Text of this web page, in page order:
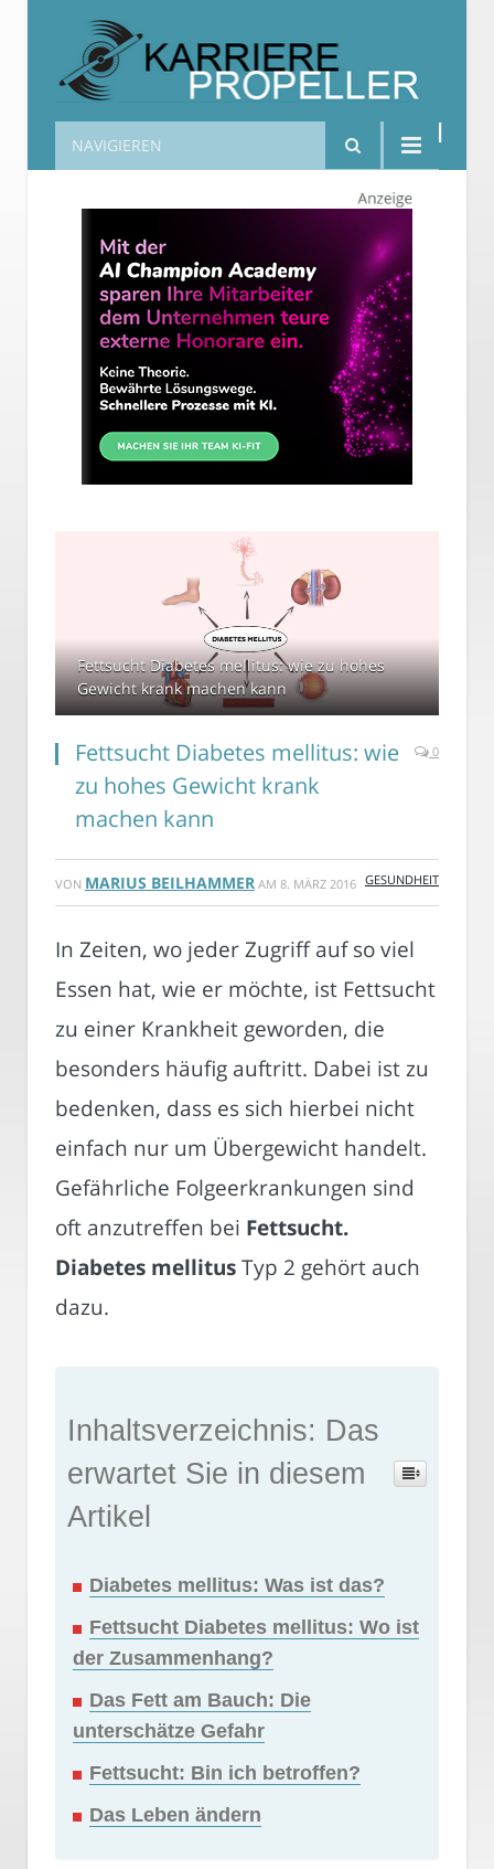
Karrierepropeller
NAVIGIEREN
Fettsucht Diabetes mellitus: wie zu hohes
Gewicht krank machen kann
Fettsucht Diabetes mellitus: wie
zu hohes Gewicht krank
machen kann
0
VON MARIUS BEILHAMMER AM 8. MÄRZ 2016 GESUNDHEIT
In Zeiten, wo jeder Zugriff auf so viel
Essen hat, wie er möchte, ist Fettsucht
zu einer Krankheit geworden, die
besonders häufig auftritt. Dabei ist zu
bedenken, dass es sich hierbei nicht
einfach nur um Übergewicht handelt.
Gefährliche Folgeerkrankungen sind
oft anzutreffen bei Fettsucht.
Diabetes mellitusTyp 2 gehört auch
dazu.
Inhaltsverzeichnis: Das
erwartet Sie in diesem
Artikel
Diabetes mellitus: Was ist das?
Fettsucht Diabetes mellitus: Wo ist
der Zusammenhang?
Das Fett am Bauch: Die
unterschätze Gefahr
Fettsucht: Bin ich betroffen?
Das Leben ändern